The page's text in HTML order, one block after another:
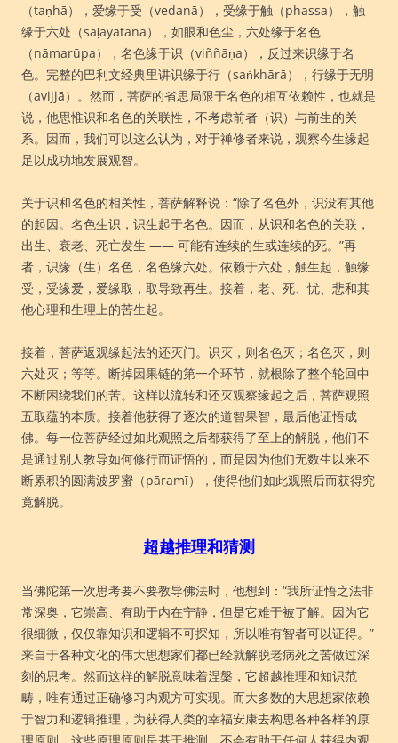
（taṇhā），爱缘于受（vedanā），受缘于触（phassa），触
缘于六处（saḷāyatana），如眼和色尘，六处缘于名色
（nāmarūpa），名色缘于识（viññāṇa），反过来识缘于名
色。完整的巴利文经典里讲识缘于行（saṅkhārā），行缘于无明
（avijjā）。然而，菩萨的省思局限于名色的相互依赖性，也就是
说，他思惟识和名色的关联性，不考虑前者（识）与前生的关
系。因而，我们可以这么认为，对于禅修者来说，观察今生缘起
足以成功地发展观智。
关于识和名色的相关性，菩萨解释说：“除了名色外，识没有其他
的起因。名色生识，识生起于名色。因而，从识和名色的关联，
出生、衰老、死亡发生 —— 可能有连续的生或连续的死。”再
者，识缘（生）名色，名色缘六处。依赖于六处，触生起，触缘
受，受缘爱，爱缘取，取导致再生。接着，老、死、忧、悲和其
他心理和生理上的苦生起。
接着，菩萨返观缘起法的还灭门。识灭，则名色灭；名色灭，则
六处灭；等等。断掉因果链的第一个环节，就根除了整个轮回中
不断困绕我们的苦。这样以流转和还灭观察缘起之后，菩萨观照
五取蕴的本质。接着他获得了逐次的道智果智，最后他证悟成
佛。每一位菩萨经过如此观照之后都获得了至上的解脱，他们不
是通过别人教导如何修行而证悟的，而是因为他们无数生以来不
断累积的圆满波罗蜜（pāramī），使得他们如此观照后而获得究
竟解脱。
超越推理和猜测
当佛陀第一次思考要不要教导佛法时，他想到：“我所证悟之法非
常深奥，它崇高、有助于内在宁静，但是它难于被了解。因为它
很细微，仅仅靠知识和逻辑不可探知，所以唯有智者可以证得。”
来自于各种文化的伟大思想家们都已经就解脱老病死之苦做过深
刻的思考。然而这样的解脱意味着涅槃，它超越推理和知识范
畴，唯有通过正确修习内观方可实现。而大多数的大思想家依赖
于智力和逻辑推理，为获得人类的幸福安康去构思各种各样的原